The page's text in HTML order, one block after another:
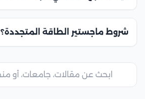
شروط ماجستير الطاقة المتجددة؟